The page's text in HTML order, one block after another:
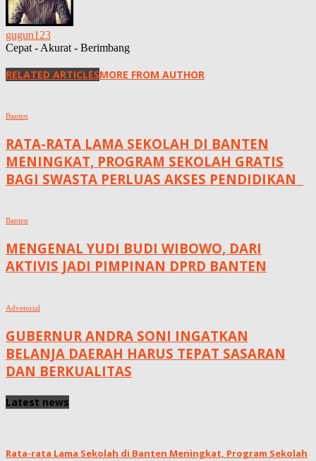
gugun123
Cepat - Akurat - Berimbang
RELATED ARTICLESMORE FROM AUTHOR
Banten
RATA-RATA LAMA SEKOLAH DI BANTEN
MENINGKAT, ‎PROGRAM SEKOLAH GRATIS
BAGI SWASTA PERLUAS AKSES PENDIDIKAN ‎ ‎
Banten
MENGENAL YUDI BUDI WIBOWO, DARI
AKTIVIS JADI PIMPINAN DPRD BANTEN
Advetorial
GUBERNUR ANDRA SONI INGATKAN
BELANJA DAERAH HARUS TEPAT SASARAN
DAN BERKUALITAS
Latest news
Rata-rata Lama Sekolah di Banten Meningkat, ‎Program Sekolah